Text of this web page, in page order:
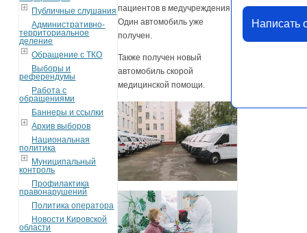
Публичные слушания
Административно-
территориальное
деление
Обращение с ТКО
Выборы и
референдумы
Работа с
обращениями
Баннеры и ссылки
Архив выборов
Национальная
политика
Муниципальный
контроль
Профилактика
правонарушений
Политика оператора
Новости Кировской
области
пациентов в медучреждения.
Один автомобиль уже
получен.
Также получен новый
автомобиль скорой
медицинской помощи.
Написать